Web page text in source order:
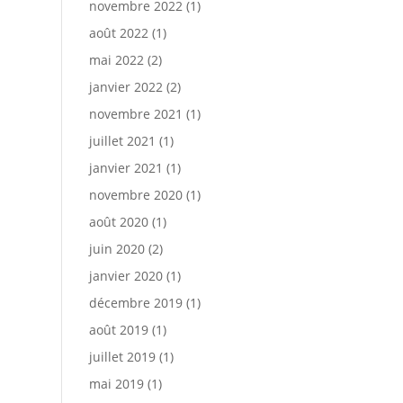
novembre 2022(1)
août 2022(1)
mai 2022(2)
janvier 2022(2)
novembre 2021 (1)
juillet 2021 (1)
janvier 2021 (1)
novembre 2020(1)
août 2020(1)
juin 2020(2)
janvier 2020(1)
décembre 2019(1)
août 2019(1)
juillet 2019(1)
mai 2019(1)